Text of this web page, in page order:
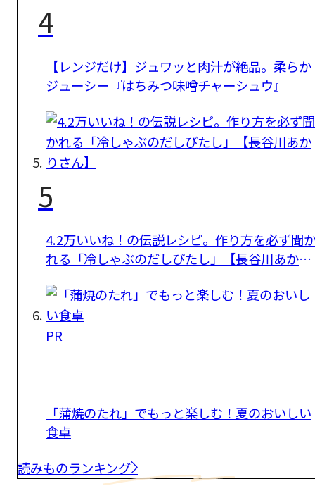
4
【レンジだけ】ジュワッと肉汁が絶品。柔らか
ジューシー『はちみつ味噌チャーシュウ』
5
4.2万いいね！の伝説レシピ。作り方を必ず聞
れる「冷しゃぶのだしびたし」【長谷川あかり
PR
「蒲焼のたれ」でもっと楽しむ！夏のおいしい
食卓
読みものランキング